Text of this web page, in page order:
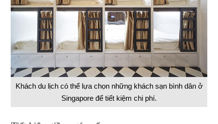
Khách du lịch có thể lựa chọn những khách sạn bình dân ở
Singapore để tiết kiệm chi phí.